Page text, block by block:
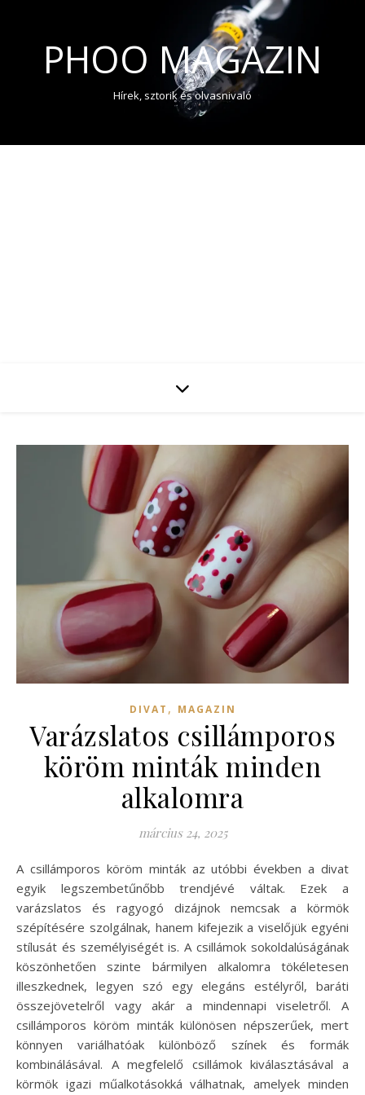
PHOO MAGAZIN
Hírek, sztorik és olvasnivaló
DIVAT , MAGAZIN
Varázslatos csillámporos
köröm minták minden
alkalomra
március 24, 2025
A csillámporos köröm minták az utóbbi években a divat
egyik legszembetűnőbb trendjévé váltak. Ezek a
varázslatos és ragyogó dizájnok nemcsak a körmök
szépítésére szolgálnak, hanem kifejezik a viselőjük egyéni
stílusát és személyiségét is. A csillámok sokoldalúságának
köszönhetően szinte bármilyen alkalomra tökéletesen
illeszkednek, legyen szó egy elegáns estélyről, baráti
összejövetelről vagy akár a mindennapi viseletről. A
csillámporos köröm minták különösen népszerűek, mert
könnyen variálhatóak különböző színek és formák
kombinálásával. A megfelelő csillámok kiválasztásával a
körmök igazi műalkotásokká válhatnak, amelyek minden